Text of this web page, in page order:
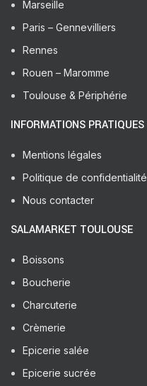
Marseille
Paris – Gennevilliers
Rennes
Rouen – Maromme
Toulouse & Périphérie
INFORMATIONS PRATIQUES
Mentions légales
Politique de confidentialité
Nous contacter
SALAMARKET TOULOUSE
Boissons
Boucherie
Charcuterie
Crèmerie
Epicerie salée
Epicerie sucrée